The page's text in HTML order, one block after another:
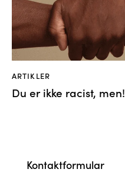
ARTIKLER
Du er ikke racist, men!
Kontaktformular